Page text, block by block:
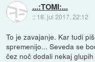
...:TOMI:...
:: 18. jul 2017, 22:12
To je zavajanje. Kar tudi
spremenijo... Seveda se
čez noč dodali nekaj